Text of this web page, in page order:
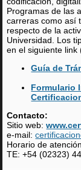
Programas de las
carreras como así
respecto de la
Universidad. Los
en el siguiente link
Guía de
Formulario
Contacto:
Sitio web:
e-mail:
Horario de
TE: +54 (02323)